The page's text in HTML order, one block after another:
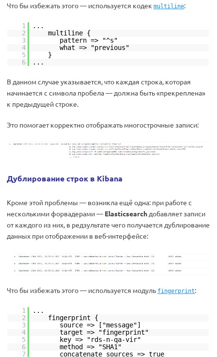
Что бы избежать этого — используется кодек multiline:
1
...
2
multiline {
3
pattern => "^s"
4
what => "previous"
5
}
6
...
В данном случае указывается, что каждая строка, которая
начинается с символа пробела — должна быть «прекреплена»
к предыдущей строке.
Это помогает корректно отображать многострочные записи:
Дублирование строк в Kibana
Кроме этой проблемы — возникла ещё одна: при работе с
несколькими форвадерами — Elasticsearch добавляет записи
от каждого из них, в редзультате чего получается дублирование
данных при отображении в веб-интерфейсе:
Что бы избежать этого — используется модуль fingerprint:
1
...
2
fingerprint {
3
source => ["message"]
4
target => "fingerprint"
5
key => "rds-n-qa-vir"
6
method => "SHA1"
7
concatenate_sources => true